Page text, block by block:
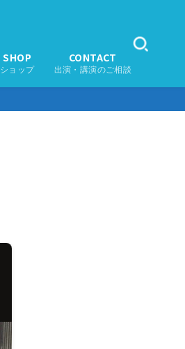
SHOP
ショップ
CONTACT
出演・講演のご相談